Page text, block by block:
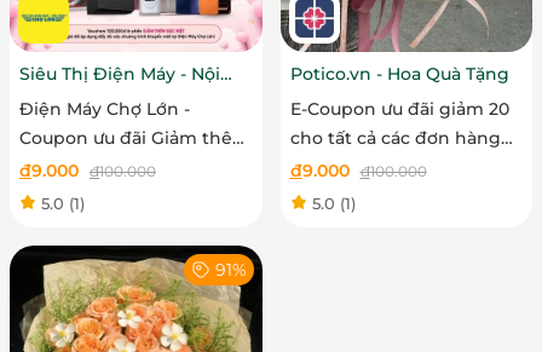
Siêu Thị Điện Máy - Nội
Thất Chợ Lớn
Điện Máy Chợ Lớn -
Coupon ưu đãi Giảm thêm
100.000đ cho sản phẩm từ
3 triệu
đ9.000 đ100.000
5.0 (1)
Potico.vn - Hoa Quà Tặng
E-Coupon ưu đãi giảm 20
cho tất cả các đơn hàng
đặt online tại Potico.vn -
Hoa Quà Tặng
đ9.000 đ100.000
5.0 (1)
91%